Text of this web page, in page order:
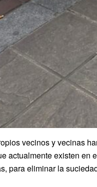
vecinos y vecinas
actualmente existen en
para eliminar la